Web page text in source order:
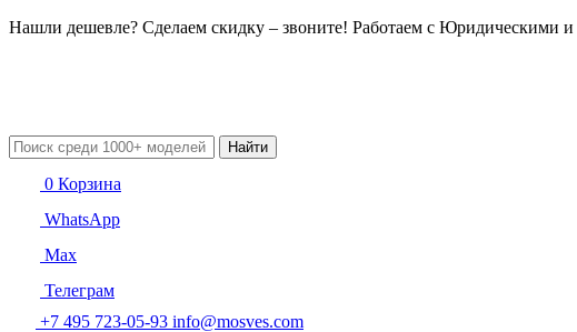
Нашли дешевле? Сделаем скидку – звоните! Работаем с Юридическими
Найти
0 Корзина
WhatsApp
Max
Телеграм
+7 495 723-05-93 info@mosves.com